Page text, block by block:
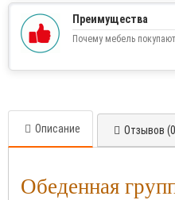
Преимущества
Почему мебель
Описание Отзывов
Обеденная